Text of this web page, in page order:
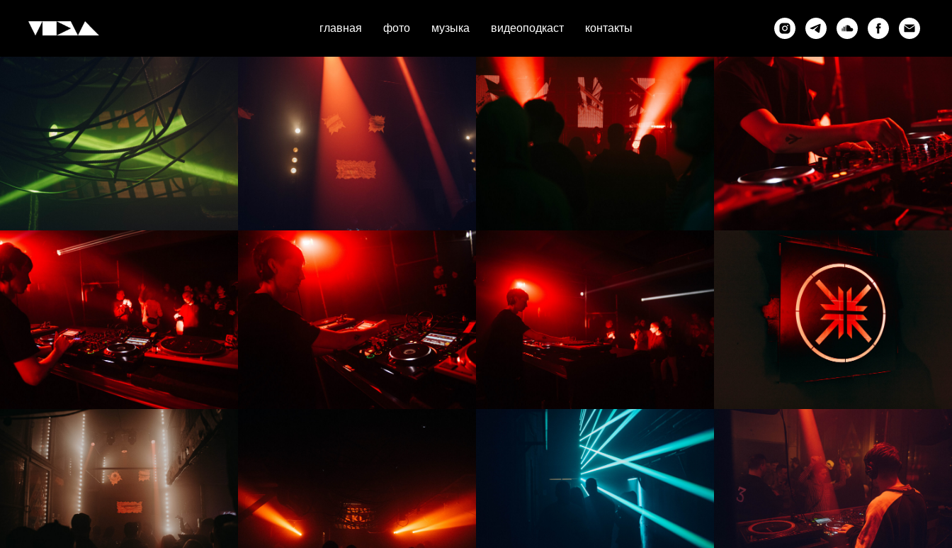
главная фото музыка видеоподкаст контакты